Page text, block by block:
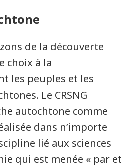
de la découverte
choix à la
les peuples et les
Le CRSNG
autochtone comme
dans n’importe
lié aux sciences
qui est menée « par et